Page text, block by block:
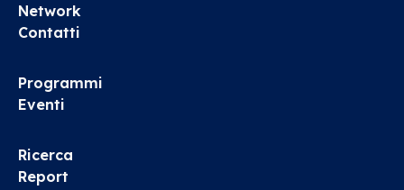
Network
Contatti
Programmi
Eventi
Ricerca
Report